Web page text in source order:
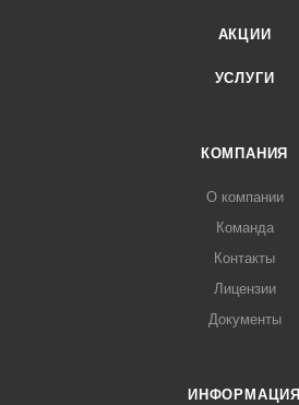
АКЦИИ
УСЛУГИ
КОМПАНИЯ
О компании
Команда
Контакты
Лицензии
Документы
ИНФОРМАЦИЯ